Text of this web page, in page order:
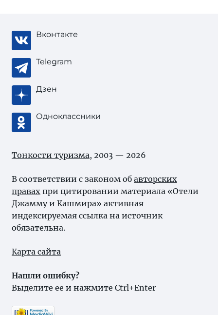
Вконтакте
Telegram
Дзен
Одноклассники
Тонкости туризма, 2003 — 2026
В соответствии с законом об авторских
правах при цитировании материала «Отели
Джамму и Кашмира» активная
индексируемая ссылка на источник
обязательна.
Карта сайта
Нашли ошибку?
Выделите ее и нажмите Ctrl+Enter